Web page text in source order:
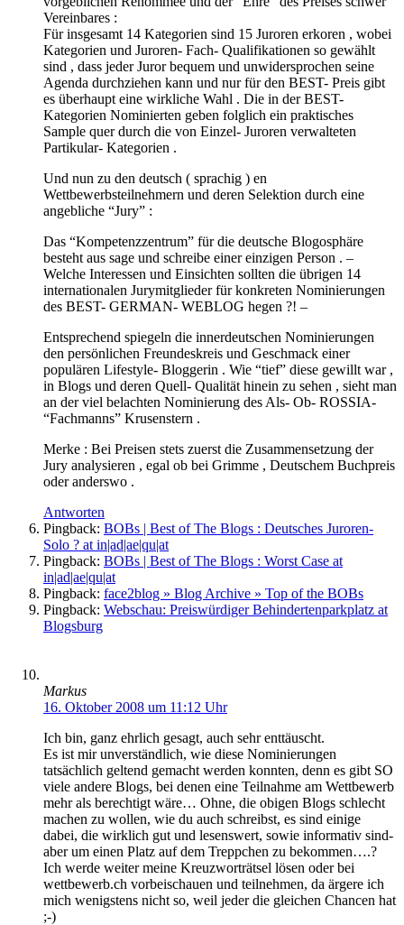
Vereinbares :
Für insgesamt 14 Kategorien sind 15 Juroren erkoren , wobei
Kategorien und Juroren- Fach- Qualifikationen so gewählt
sind , dass jeder Juror bequem und unwidersprochen seine
Agenda durchziehen kann und nur für den BEST- Preis gibt
es überhaupt eine wirkliche Wahl . Die in der BEST-
Kategorien Nominierten geben folglich ein praktisches
Sample quer durch die von Einzel- Juroren verwalteten
Partikular- Kategorien .
Und nun zu den deutsch ( sprachig ) en
Wettbewerbsteilnehmern und deren Selektion durch eine
angebliche “Jury” :
Das “Kompetenzzentrum” für die deutsche Blogosphäre
besteht aus sage und schreibe einer einzigen Person . –
Welche Interessen und Einsichten sollten die übrigen 14
internationalen Jurymitglieder für konkreten Nominierungen
des BEST- GERMAN- WEBLOG hegen ?! –
Entsprechend spiegeln die innerdeutschen Nominierungen
den persönlichen Freundeskreis und Geschmack einer
populären Lifestyle- Bloggerin . Wie “tief” diese gewillt war ,
in Blogs und deren Quell- Qualität hinein zu sehen , sieht man
an der viel belachten Nominierung des Als- Ob- ROSSIA-
“Fachmanns” Krusenstern .
Merke : Bei Preisen stets zuerst die Zusammensetzung der
Jury analysieren , egal ob bei Grimme , Deutschem Buchpreis
oder anderswo .
Antworten
Pingback: BOBs | Best of The Blogs : Deutsches Juroren-
Solo ? at in|ad|ae|qu|at
Pingback: BOBs | Best of The Blogs : Worst Case at
in|ad|ae|qu|at
Pingback: face2blog » Blog Archive » Top of the BOBs
Pingback: Webschau: Preiswürdiger Behindertenparkplatz at
Blogsburg
Markus
16. Oktober 2008 um 11:12 Uhr
Ich bin, ganz ehrlich gesagt, auch sehr enttäuscht.
Es ist mir unverständlich, wie diese Nominierungen
tatsächlich geltend gemacht werden konnten, denn es gibt SO
viele andere Blogs, bei denen eine Teilnahme am Wettbewerb
mehr als berechtigt wäre… Ohne, die obigen Blogs schlecht
machen zu wollen, wie du auch schreibst, es sind einige
dabei, die wirklich gut und lesenswert, sowie informativ sind-
aber um einen Platz auf dem Treppchen zu bekommen….?
Ich werde weiter meine Kreuzworträtsel lösen oder bei
wettbewerb.ch vorbeischauen und teilnehmen, da ärgere ich
mich wenigstens nicht so, weil jeder die gleichen Chancen hat
;-)